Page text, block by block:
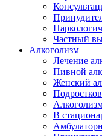
Частный
Алкоголизм
Лечение
Пивной
Женский
В